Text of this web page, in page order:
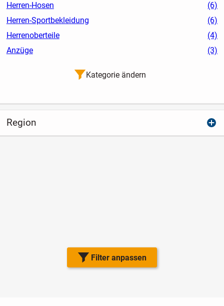
Filter anpassen
Herren-Hosen
(6)
Herren-Sportbekleidung
(6)
Herrenoberteile
(4)
Anzüge
(3)
Kategorie ändern
Region